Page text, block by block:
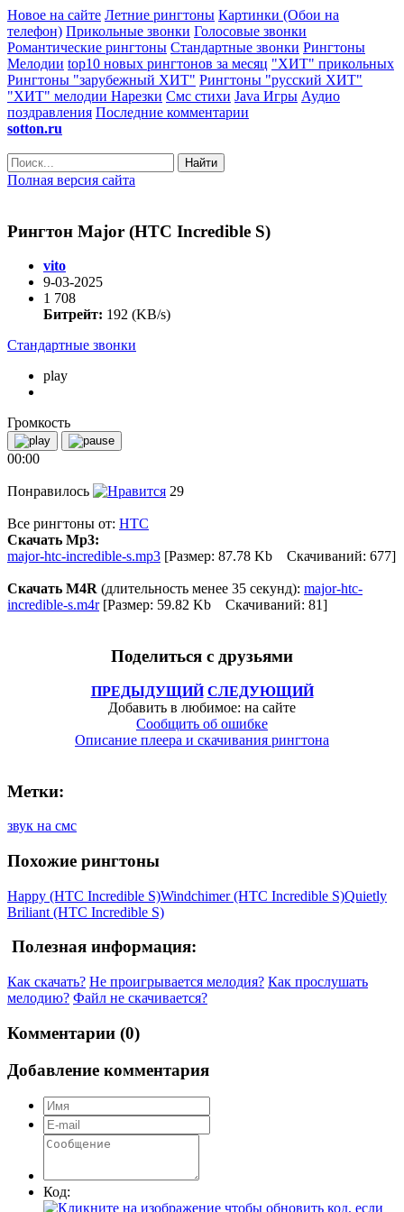
Новое на сайте Летние рингтоны Картинки (Обои на
телефон) Прикольные звонки Голосовые звонки
Романтические рингтоны Стандартные звонки Рингтоны
Мелодии top10 новых рингтонов за месяц "ХИТ" прикольных
Рингтоны "зарубежный ХИТ" Рингтоны "русский ХИТ"
"ХИТ" мелодии Нарезки Смс стихи Java Игры Аудио
поздравления Последние комментарии
sotton.ru
Найти
Полная версия сайта
Рингтон Major (HTC Incredible S)
vito
9-03-2025
1 708
Битрейт: 192 (KB/s)
Стандартные звонки
play
Громкость
00:00
Понравилось 29
Все рингтоны от: HTC
Скачать Mp3:
major-htc-incredible-s.mp3 [Размер: 87.78 Kb Скачиваний: 677]
Скачать M4R (длительность менее 35 секунд): major-htc-
incredible-s.m4r[Размер: 59.82 Kb Скачиваний: 81]
Поделиться с друзьями
ПРЕДЫДУЩИЙ СЛЕДУЮЩИЙ
Добавить в любимое: на сайте
Сообщить об ошибке
Описание плеера и скачивания рингтона
Метки:
звук на смс
Похожие рингтоны
Happy (HTC Incredible S)Windchimer (HTC Incredible S)Quietly
Briliant (HTC Incredible S)
Полезная информация:
Как скачать? Не проигрывается мелодия? Как прослушать
мелодию? Файл не скачивается?
Комментарии (0)
Добавление комментария
Код: